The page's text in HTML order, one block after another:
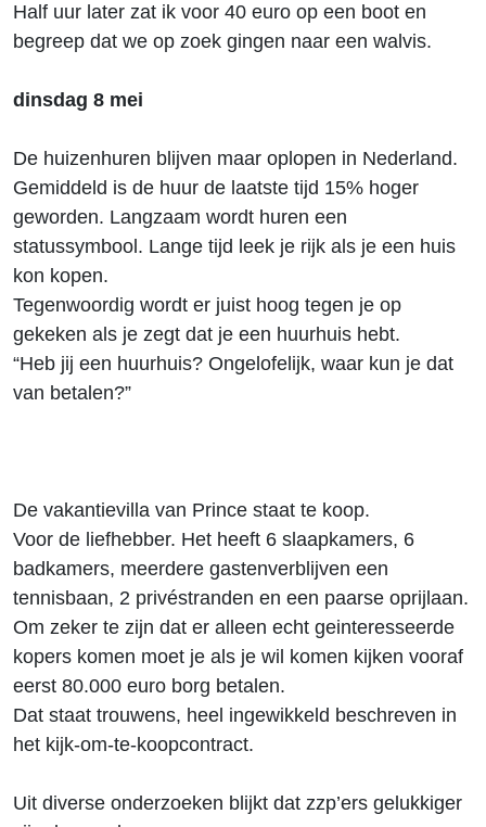
Half uur later zat ik voor 40 euro op een boot en
begreep dat we op zoek gingen naar een walvis.
dinsdag 8 mei
De huizenhuren blijven maar oplopen in Nederland.
Gemiddeld is de huur de laatste tijd 15% hoger
geworden. Langzaam wordt huren een
statussymbool. Lange tijd leek je rijk als je een huis
kon kopen.
Tegenwoordig wordt er juist hoog tegen je op
gekeken als je zegt dat je een huurhuis hebt.
“Heb jij een huurhuis? Ongelofelijk, waar kun je dat
van betalen?”
De vakantievilla van Prince staat te koop.
Voor de liefhebber. Het heeft 6 slaapkamers, 6
badkamers, meerdere gastenverblijven een
tennisbaan, 2 privéstranden en een paarse oprijlaan.
Om zeker te zijn dat er alleen echt geinteresseerde
kopers komen moet je als je wil komen kijken vooraf
eerst 80.000 euro borg betalen.
Dat staat trouwens, heel ingewikkeld beschreven in
het kijk-om-te-koopcontract.
Uit diverse onderzoeken blijkt dat zzp’ers gelukkiger